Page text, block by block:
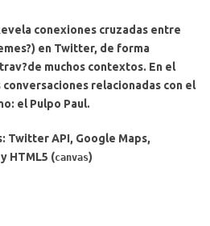
conexiones cruzadas entre
en Twitter, de forma
muchos contextos. En el
relacionadas con el
el Pulpo Paul.
: Twitter API, Google Maps,
HTML5 (canvas)